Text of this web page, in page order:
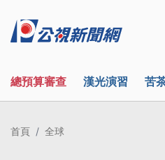
總預算審查 漢光演習 苦
首頁 全球